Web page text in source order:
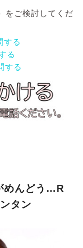
をご検討してくだ
する
る
する
めんどう…R
タン